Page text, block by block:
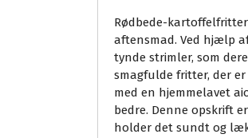
Rødbede-
aftensmad. Ved hjælp
tynde strimler, som
smagfulde fritter, der
med en hjemmelavet
bedre. Denne opskrift
holder det sundt og